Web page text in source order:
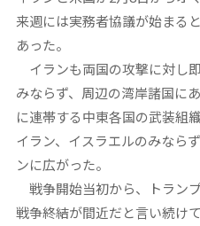
来週には実務者協議が始まる
あった。
イランも両国の攻撃に対し
みならず、周辺の湾岸諸国に
に連帯する中東各国の武装組
イラン、イスラエルのみなら
ンに広がった。
戦争開始当初から、トラン
戦争終結が間近だと言い続け